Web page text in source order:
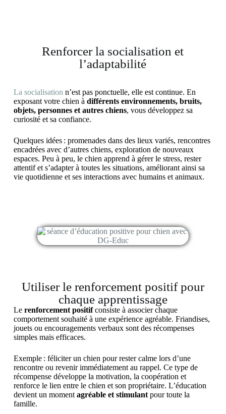
Renforcer la socialisation et
l’adaptabilité
La socialisation n’est pas ponctuelle, elle est continue. En
exposant votre chien à différents environnements, bruits,
objets, personnes et autres chiens, vous développez sa
curiosité et sa confiance.
Quelques idées : promenades dans des lieux variés, rencontres
encadrées avec d’autres chiens, exploration de nouveaux
espaces. Peu à peu, le chien apprend à gérer le stress, rester
attentif et s’adapter à toutes les situations, améliorant ainsi sa
vie quotidienne et ses interactions avec humains et animaux.
Utiliser le renforcement positif pour
chaque apprentissage
Le renforcement positifconsiste à associer chaque
comportement souhaité à une expérience agréable. Friandises,
jouets ou encouragements verbaux sont des récompenses
simples mais efficaces.
Exemple : féliciter un chien pour rester calme lors d’une
rencontre ou revenir immédiatement au rappel. Ce type de
récompense développe la motivation, la coopération et
renforce le lien entre le chien et son propriétaire. L’éducation
devient un moment agréable et stimulantpour toute la
famille.